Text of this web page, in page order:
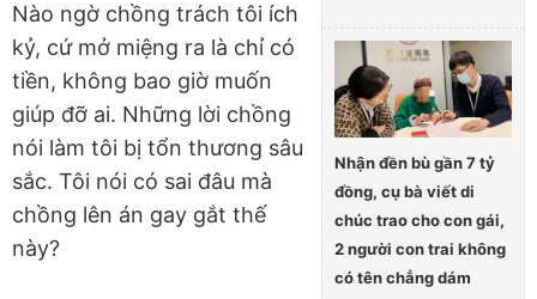
Nhận đền bù gần 7 tỷ
đồng, cụ bà viết di
chúc trao cho con gái,
2 người con trai không
có tên chẳng dám
Nào ngờ chồng trách tôi ích
kỷ, cứ mở miệng ra là chỉ có
tiền, không bao giờ muốn
giúp đỡ ai. Những lời chồng
nói làm tôi bị tổn thương sâu
sắc. Tôi nói có sai đâu mà
chồng lên án gay gắt thế
này?